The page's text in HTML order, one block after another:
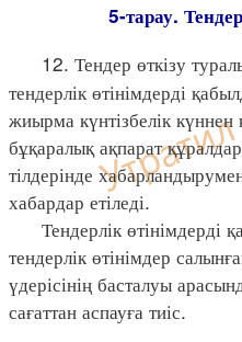
5-тарау.
12. Тендер өткізу
тендерлік өтінімдерді
жиырма күнтізбелік
бұқаралық ақпарат
тілдерінде
хабардар етіледі.
Тендерлік өтінімдерді
тендерлік өтінімдер
үдерісінің басталуы
сағаттан аспауға тиіс.